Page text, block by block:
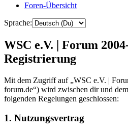
Foren-Übersicht
Sprache:
WSC e.V. | Forum
Registrierung
Mit dem Zugriff auf „WSC e.V. |
forum.de“) wird zwischen dir und
folgenden Regelungen geschlossen:
1. Nutzungsvertrag